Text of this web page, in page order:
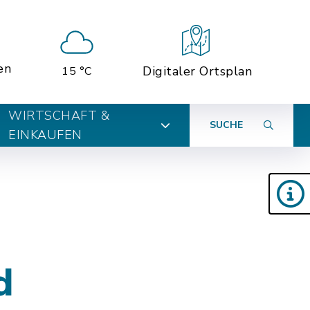
15 °C Digitaler Ortsplan
WIRTSCHAFT &
EINKAUFEN
SUCHE